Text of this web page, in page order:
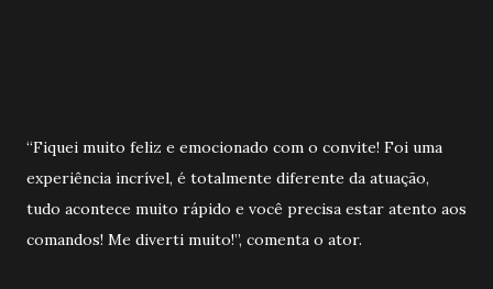
“Fiquei muito feliz e emocionado com o convite! Foi uma
experiência incrível, é totalmente diferente da atuação,
tudo acontece muito rápido e você precisa estar atento aos
comandos! Me diverti muito!”, comenta o ator.